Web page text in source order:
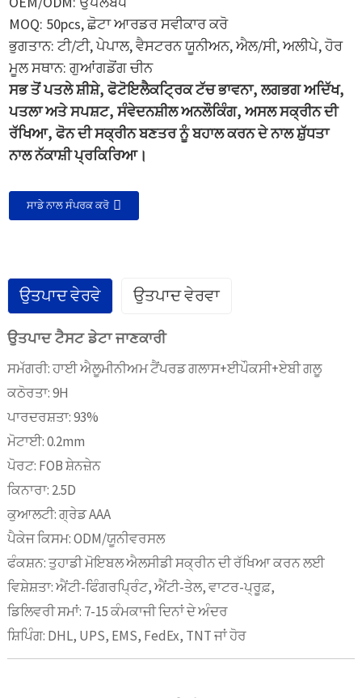
MOQ: 50pcs, ਛੋਟਾ ਆਰਡਰ ਸਵੀਕਾਰ ਕਰੋ
ਭੁਗਤਾਨ: ਟੀ/ਟੀ, ਪੇਪਾਲ, ਵੈਸਟਰਨ ਯੂਨੀਅਨ, ਐਲ/ਸੀ, ਅਲੀਪੇ, ਹੋਰ
ਮੂਲ ਸਥਾਨ: ਗੁਆਂਗਡੋਂਗ ਚੀਨ
ਸਭ ਤੋਂ ਪਤਲੇ ਸ਼ੀਸ਼ੇ, ਫੋਟੋਇਲੈਕਟ੍ਰਿਕ ਟੱਚ ਭਾਵਨਾ, ਲਗਭਗ ਅਦਿੱਖ,
ਪਤਲਾ ਅਤੇ ਸਪਸ਼ਟ, ਸੰਵੇਦਨਸ਼ੀਲ ਅਨਲੌਕਿੰਗ, ਅਸਲ ਸਕ੍ਰੀਨ ਦੀ
ਰੱਖਿਆ, ਫੋਨ ਦੀ ਸਕ੍ਰੀਨ ਬਣਤਰ ਨੂੰ ਬਹਾਲ ਕਰਨ ਦੇ ਨਾਲ ਸ਼ੁੱਧਤਾ
ਨਾਲ ਨੱਕਾਸ਼ੀ ਪ੍ਰਕਿਰਿਆ।
ਸਾਡੇ ਨਾਲ ਸੰਪਰਕ ਕਰੋ
ਉਤਪਾਦ ਵੇਰਵੇ ਉਤਪਾਦ ਵੇਰਵਾ
ਉਤਪਾਦ ਟੈਸਟ ਡੇਟਾ ਜਾਣਕਾਰੀ
ਸਮੱਗਰੀ: ਹਾਈ ਐਲੂਮੀਨੀਅਮ ਟੈਂਪਰਡ ਗਲਾਸ+ਈਪੌਕਸੀ+ਏਬੀ ਗਲੂ
ਕਠੋਰਤਾ: 9H
ਪਾਰਦਰਸ਼ਤਾ: 93%
ਮੋਟਾਈ: 0.2mm
ਪੋਰਟ: FOB ਸ਼ੇਨਜ਼ੇਨ
ਕਿਨਾਰਾ: 2.5D
ਕੁਆਲਟੀ: ਗ੍ਰੇਡ AAA
ਪੈਕੇਜ ਕਿਸਮ: ODM/ਯੂਨੀਵਰਸਲ
ਫੰਕਸ਼ਨ: ਤੁਹਾਡੀ ਮੋਇਬਲ ਐਲਸੀਡੀ ਸਕ੍ਰੀਨ ਦੀ ਰੱਖਿਆ ਕਰਨ ਲਈ
ਵਿਸ਼ੇਸ਼ਤਾ: ਐਂਟੀ-ਫਿੰਗਰਪ੍ਰਿੰਟ, ਐਂਟੀ-ਤੇਲ, ਵਾਟਰ-ਪ੍ਰੂਫ਼,
ਡਿਲਿਵਰੀ ਸਮਾਂ: 7-15 ਕੰਮਕਾਜੀ ਦਿਨਾਂ ਦੇ ਅੰਦਰ
ਸ਼ਿਪਿੰਗ: DHL, UPS, EMS, FedEx, TNT ਜਾਂ ਹੋਰ